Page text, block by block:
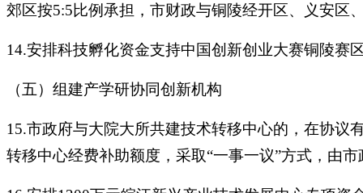
郊区按5:5比例承担，市财政与铜陵经开区、义安区
14.安排科技孵化资金支持中国创新创业大赛铜陵赛
（五）组建产学研协同创新机构
15.市政府与大院大所共建技术转移中心的，在协议
转移中心经费补助额度，采取“一事一议”方式，由